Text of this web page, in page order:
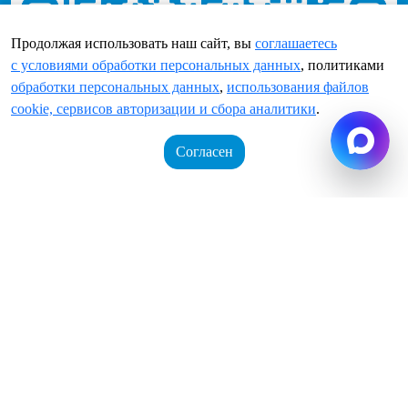
Корзина
Продолжая использовать наш сайт, вы соглашаетесь
c условиями обработки персональных данных, политиками
обработки персональных данных, использования файлов
cookie, сервисов авторизации и сбора аналитики.
Согласен